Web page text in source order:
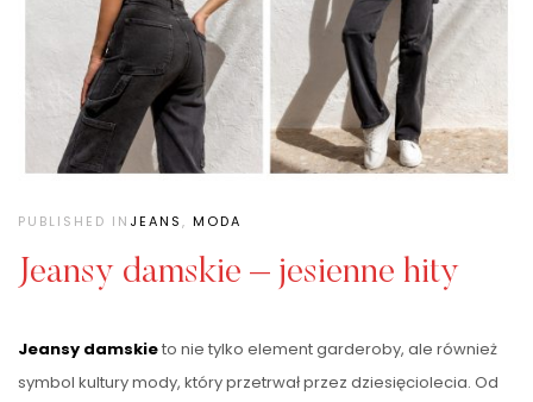
PUBLISHED IN JEANS, MODA
Jeansy damskie – jesienne hity
Jeansy damskieto nie tylko element garderoby, ale również
symbol kultury mody, który przetrwał przez dziesięciolecia. Od